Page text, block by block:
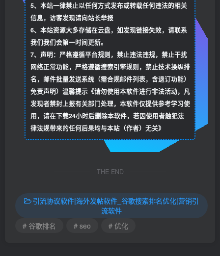
5、本站一律禁止以任何方式发布或转载任何违法的相关
信息，访客发现请向站长举报
6、本站资源大多存储在云盘，如发现链接失效，请联系
我们我们会第一时间更新。
7、声明：严格遵循平台规则，禁止违法违规，禁止干扰
网络正常功能，严格遵循搜索引擎规则，禁止技术操纵排
名，邮件批量发送系统（需合规邮件列表，含退订功能）
免责声明）温馨提示《请勿使用本软件进行非法活动，凡
发现者禁封上报有关部门处理，本软件仅提供参考学习使
用，请在下载24小时后删除本软件，若因使用者触犯法
律法规带来的任何后果均与本站（作者）无关》
THE END
引流协议软件|海外发帖软件_谷歌搜索排名优化|营销引
流软件
# 谷歌排名
# seo # 优化